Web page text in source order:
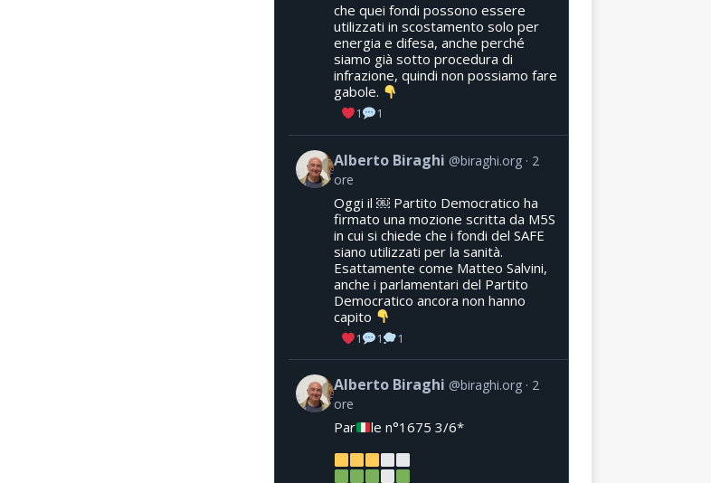
che quei fondi possono essere
utilizzati in scostamento solo per
energia e difesa, anche perché
siamo già sotto procedura di
infrazione, quindi non possiamo fare
gabole.
1 1
Alberto Biraghi @biraghi.org
2
ore
Oggi il ￼ Partito Democratico ha
firmato una mozione scritta da M5S
in cui si chiede che i fondi del SAFE
siano utilizzati per la sanità.
Esattamente come Matteo Salvini,
anche i parlamentari del Partito
Democratico ancora non hanno
capito
1 1 1
Alberto Biraghi @biraghi.org
2
ore
Par le n°1675 3/6*